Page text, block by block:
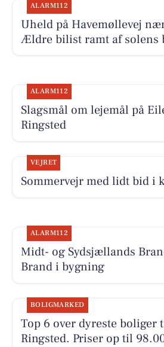
ALARM112
Uheld på Havemøllevej
Ældre bilist ramt af solens
ALARM112
Slagsmål om lejemål på
Ringsted
VEJRET
Sommervejr med lidt bid i
ALARM112
Midt- og Sydsjællands
Brand i bygning
BOLIGMARKED
Top 6 over dyreste boliger
Ringsted. Priser op til